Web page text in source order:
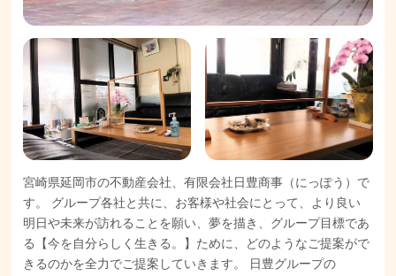
宮崎県延岡市の不動産会社、有限会社日豊商事（にっぽう）で
す。 グループ各社と共に、お客様や社会にとって、より良い
明日や未来が訪れることを願い、夢を描き、グループ目標であ
る【今を自分らしく生きる。】ために、どのようなご提案がで
きるのかを全力でご提案していきます。 日豊グループの